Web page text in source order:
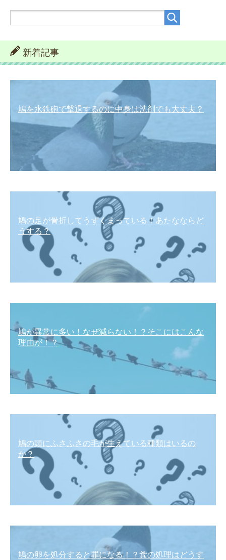
新着記事
鳩を水鉄砲で撃退するのに中身は洗剤でも大丈夫？
鳩の足が骨折してうずくまっている！あたなならど
うする？
鳩が異常に多い！なぜ減らない！？そこにはこんな
理由が！？
鳩の頭にふさふさの毛が生えている種類はいるの
か？
鳩の卵を処分すると罪になる！？糞の処理はどうす